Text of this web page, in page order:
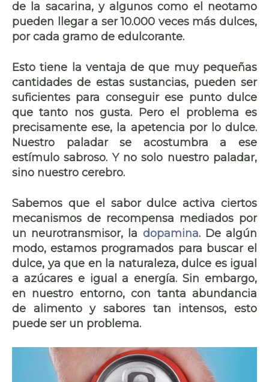
de la sacarina, y algunos como el neotamo
pueden llegar a ser 10.000 veces más dulces,
por cada gramo de edulcorante.
Esto tiene la ventaja de que muy pequeñas
cantidades de estas sustancias, pueden ser
suficientes para conseguir ese punto dulce
que tanto nos gusta. Pero el problema es
precisamente ese, la apetencia por lo dulce.
Nuestro paladar se acostumbra a ese
estímulo sabroso. Y no solo nuestro paladar,
sino nuestro cerebro.
Sabemos que el sabor dulce activa ciertos
mecanismos de recompensa mediados por
un neurotransmisor, la dopamina. De algún
modo, estamos programados para buscar el
dulce, ya que en la naturaleza, dulce es igual
a azúcares e igual a energía. Sin embargo,
en nuestro entorno, con tanta abundancia
de alimento y sabores tan intensos, esto
puede ser un problema.